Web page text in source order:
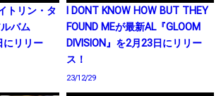
トリン・タ
バム
にリリー
I DONT KNOW HOW BUT THEY
FOUND MEが最新AL『GLOOM
DIVISION』を2月23日にリリー
ス！
23/12/29